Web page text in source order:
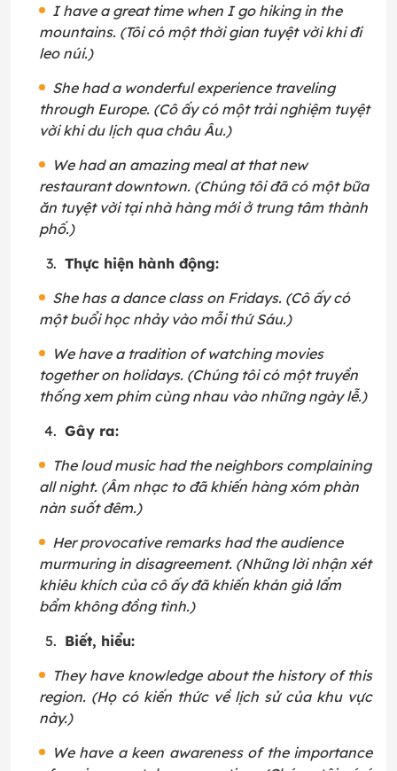
I have a great time when I go hiking in the
mountains. (Tôi có một thời gian tuyệt vời khi đi
leo núi.)
She had a wonderful experience traveling
through Europe. (Cô ấy có một trải nghiệm tuyệt
vời khi du lịch qua châu Âu.)
We had an amazing meal at that new
restaurant downtown. (Chúng tôi đã có một bữa
ăn tuyệt vời tại nhà hàng mới ở trung tâm thành
phố.)
Thực hiện hành động:
She has a dance class on Fridays. (Cô ấy có
một buổi học nhảy vào mỗi thứ Sáu.)
We have a tradition of watching movies
together on holidays. (Chúng tôi có một truyền
thống xem phim cùng nhau vào những ngày lễ.)
Gây ra:
The loud music had the neighbors complaining
all night. (Âm nhạc to đã khiến hàng xóm phàn
nàn suốt đêm.)
Her provocative remarks had the audience
murmuring in disagreement. (Những lời nhận xét
khiêu khích của cô ấy đã khiến khán giả lẩm
bẩm không đồng tình.)
Biết, hiểu:
They have knowledge about the history of this
region. (Họ có kiến thức về lịch sử của khu vực
này.)
We have a keen awareness of the importance